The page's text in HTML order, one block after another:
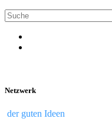
Netzwerk
der guten Ideen